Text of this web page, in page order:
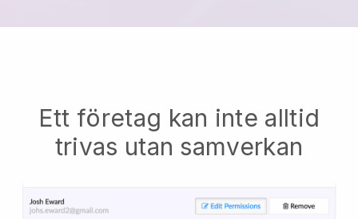
Ett företag kan inte alltid
trivas utan samverkan